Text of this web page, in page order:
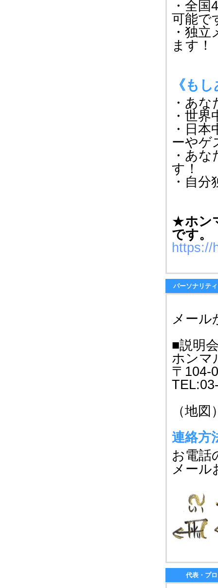
・全
可能で
・独
ます！
《も
・あ
・世
・日
ーやゲ
・あ
す！
・自
★ホン
です。
https://
パーソナリテ
メール
■説明
ホン
〒104-
（地図
連絡方
お電話
メール
代表・プ